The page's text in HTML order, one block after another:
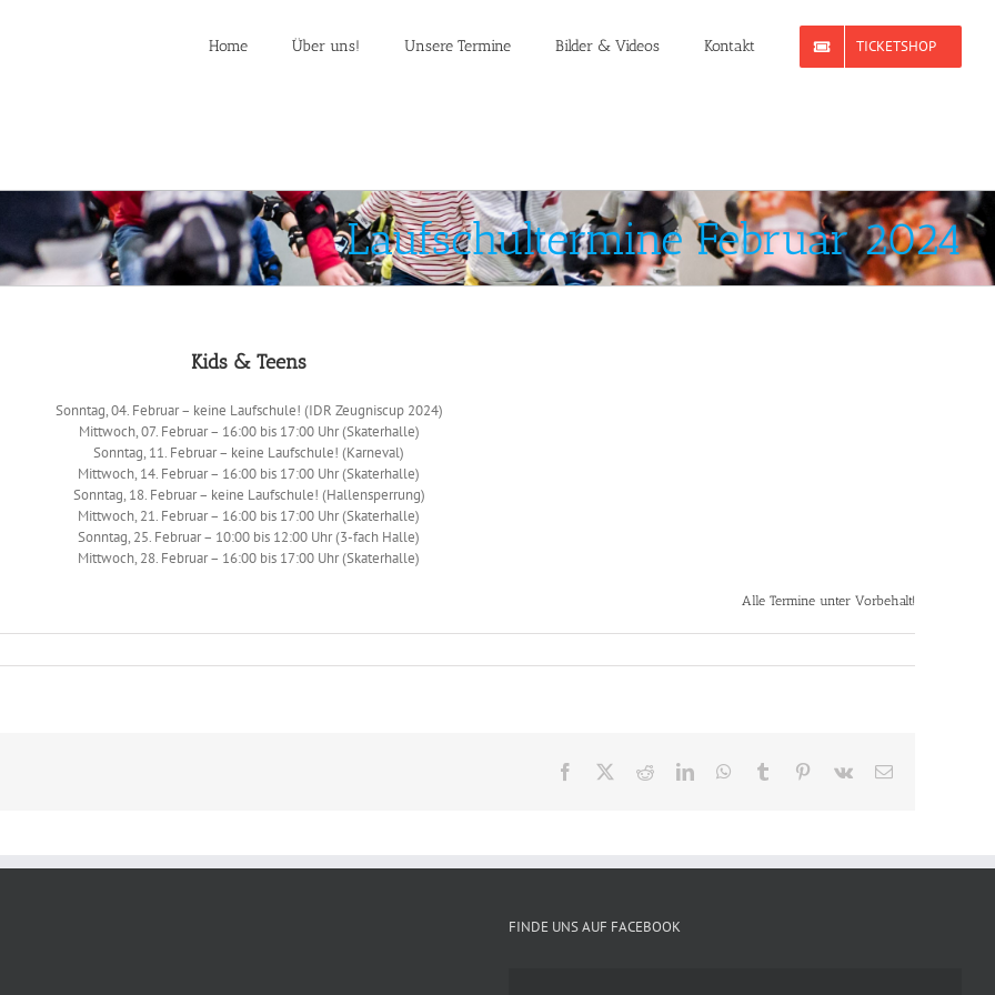
Home Über uns! Unsere Termine Bilder & Videos Kontakt TICKETSHOP
Laufschultermine Februar 2024
Kids & Teens
Sonntag, 04. Februar – keine Laufschule! (IDR Zeugniscup 2024)
Mittwoch, 07. Februar – 16:00 bis 17:00 Uhr (Skaterhalle)
Sonntag, 11. Februar – keine Laufschule! (Karneval)
Mittwoch, 14. Februar – 16:00 bis 17:00 Uhr (Skaterhalle)
Sonntag, 18. Februar – keine Laufschule! (Hallensperrung)
Mittwoch, 21. Februar – 16:00 bis 17:00 Uhr (Skaterhalle)
Sonntag, 25. Februar – 10:00 bis 12:00 Uhr (3-fach Halle)
Mittwoch, 28. Februar – 16:00 bis 17:00 Uhr (Skaterhalle)
Alle Termine unter Vorbehalt!
Facebook RedditLinkedInWhatsApp
Tumblr Pinterest
Vk
E-
FINDE UNS AUF FACEBOOK